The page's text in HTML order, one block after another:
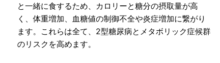
と一緒に食するため、カロリーと糖分の摂取量が高
く、体重増加、血糖値の制御不全や炎症増加に繋がり
ます。これらは全て、2型糖尿病とメタボリック症候群
のリスクを高めます。